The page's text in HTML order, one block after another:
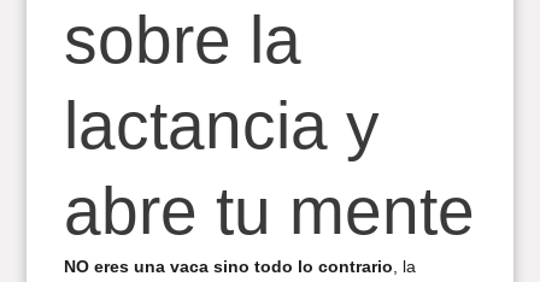
sobre la
lactancia y
abre tu mente
NO eres una vaca sino todo lo contrario , la